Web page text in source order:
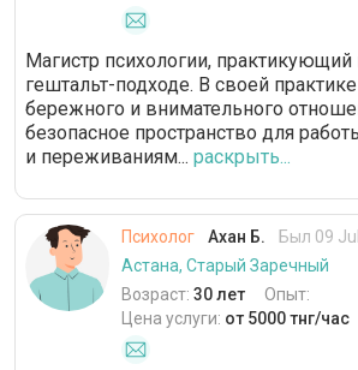
Магистр психологии, практикующий
гештальт-подходе. В своей
бережного и внимательного
безопасное пространство для
и переживаниям... раскрыть...
Психолог Ахан Б.
Был 09
Астана, Старый Заречный
Возраст: 30 лет
Опыт:
Цена услуги: от 5000 тнг/час